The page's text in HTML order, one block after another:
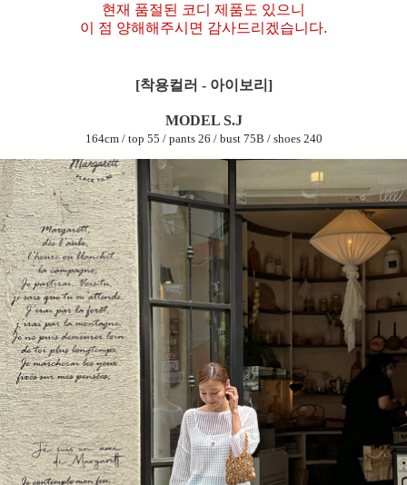
현재 품절된 코디 제품도 있으니
이 점 양해해주시면 감사드리겠습니다.
[착용컬러 - 아이보리]
MODEL S.J
164cm / top 55 / pants 26 / bust 75B / shoes 240